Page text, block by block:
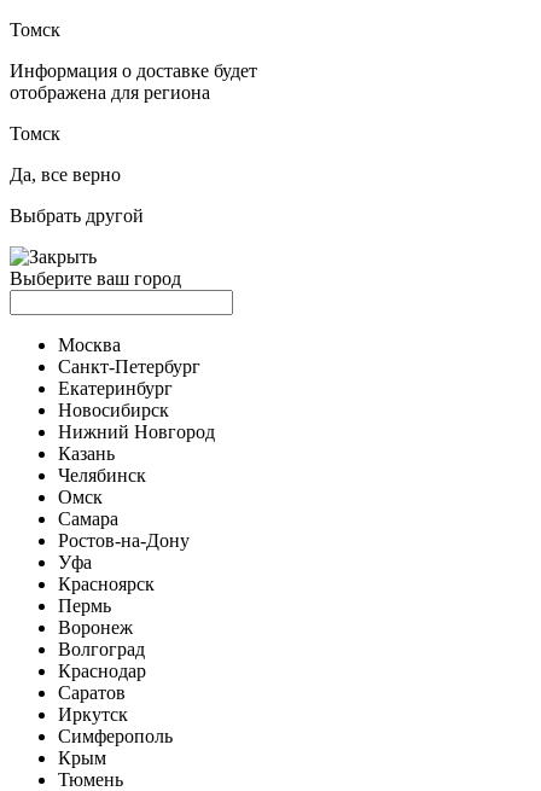
Томск
Информация о доставке будет
отображена для региона
Томск
Да, все верно
Выбрать другой
Выберите ваш город
Москва
Санкт-Петербург
Екатеринбург
Новосибирск
Нижний Новгород
Казань
Челябинск
Омск
Самара
Ростов-на-Дону
Уфа
Красноярск
Пермь
Воронеж
Волгоград
Краснодар
Саратов
Иркутск
Симферополь
Крым
Тюмень